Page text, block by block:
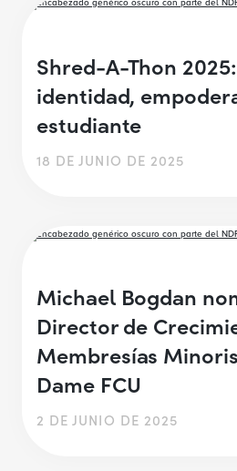
Shred-A-Thon
identidad,
estudiante
18 DE JUNIO DE 2025
Michael Bogdan
Director de
Membresías
Dame FCU
2 DE JUNIO DE 2025